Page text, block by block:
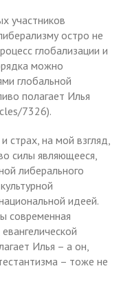
участников
остро не
глобализации и
можно
глобальной
полагает Илья
7326).
на мой взгляд,
силы являющееся,
либерального
идеей.
современная
Илья – а он,
– тоже не